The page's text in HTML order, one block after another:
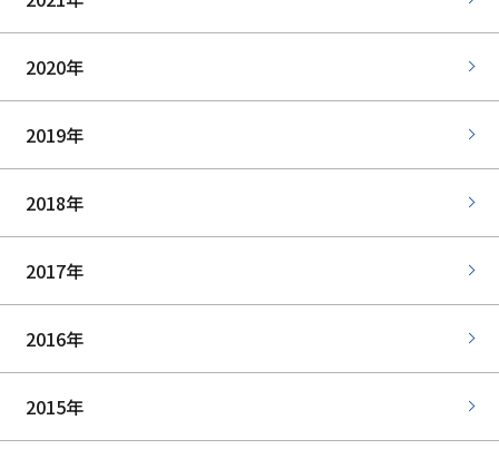
2020年
2019年
2018年
2017年
2016年
2015年